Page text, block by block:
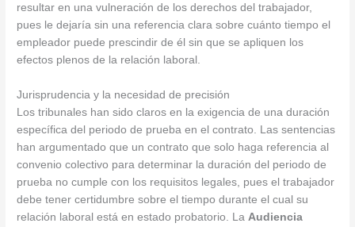
resultar en una vulneración de los derechos del trabajador,
pues le dejaría sin una referencia clara sobre cuánto tiempo el
empleador puede prescindir de él sin que se apliquen los
efectos plenos de la relación laboral.
Jurisprudencia y la necesidad de precisión
Los tribunales han sido claros en la exigencia de una duración
específica del periodo de prueba en el contrato. Las sentencias
han argumentado que un contrato que solo haga referencia al
convenio colectivo para determinar la duración del periodo de
prueba no cumple con los requisitos legales, pues el trabajador
debe tener certidumbre sobre el tiempo durante el cual su
relación laboral está en estado probatorio. La Audiencia